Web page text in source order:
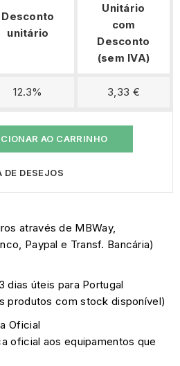
Desconto
unitário
Unitário
com
Desconto
(sem IVA)
12.3% 3,33 €
AO CARRINHO
DE DESEJOS
através de MBWay,
Paypal e Transf. Bancária)
dias úteis para Portugal
produtos com stock disponível)
Oficial
oficial aos equipamentos que